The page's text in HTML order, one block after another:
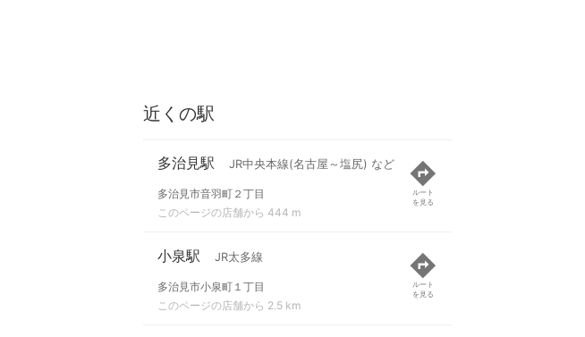
近くの駅
多治見駅 JR中央本線(名古屋～塩尻) など
多治見市音羽町２丁目
このページの店舗から 444 m
ルート
を見る
小泉駅 JR太多線
多治見市小泉町１丁目
このページの店舗から 2.5 km
ルート
を見る